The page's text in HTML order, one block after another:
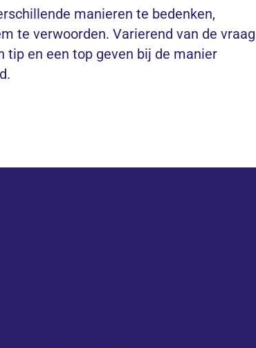
manieren te bedenken,
te verwoorden. Varierend van de vraag
tip en een top geven bij de manier